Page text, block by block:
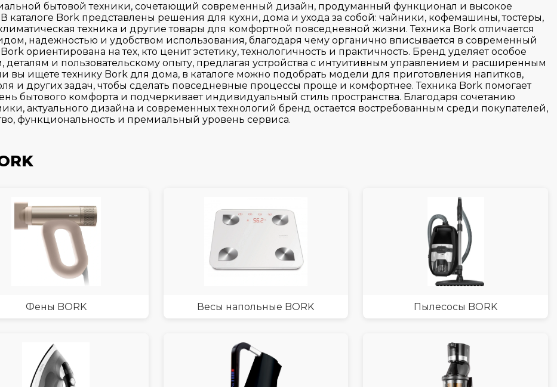
бытовой техники, сочетающий современный дизайн, продуманный функционал и высокое
каталоге Bork представлены решения для кухни, дома и ухода за собой: чайники, кофемашины, тостеры,
техника и другие товары для комфортной повседневной жизни. Техника Bork отличается
надежностью и удобством использования, благодаря чему органично вписывается в современный
ориентирована на тех, кто ценит эстетику, технологичность и практичность. Бренд уделяет особое
и пользовательскому опыту, предлагая устройства с интуитивным управлением и расширенным
вы ищете технику Bork для дома, в каталоге можно подобрать модели для приготовления напитков,
и других задач, чтобы сделать повседневные процессы проще и комфортнее. Техника Bork помогает
бытового комфорта и подчеркивает индивидуальный стиль пространства. Благодаря сочетанию
актуального дизайна и современных технологий бренд остается востребованным среди покупателей,
функциональность и премиальный уровень сервиса.
Фены BORK Весы напольные BORK Пылесосы BORK